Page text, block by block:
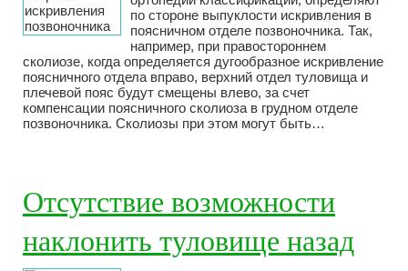
по стороне выпуклости искривления в
поясничном отделе позвоночника. Так,
например, при правостороннем
сколиозе, когда определяется дугообразное искривление
поясничного отдела вправо, верхний отдел туловища и
плечевой пояс будут смещены влево, за счет
компенсации поясничного сколиоза в грудном отделе
позвоночника. Сколиозы при этом могут быть…
Отсутствие возможности
наклонить туловище назад